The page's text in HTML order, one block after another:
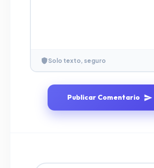
Solo texto, seguro
Publicar Comentario